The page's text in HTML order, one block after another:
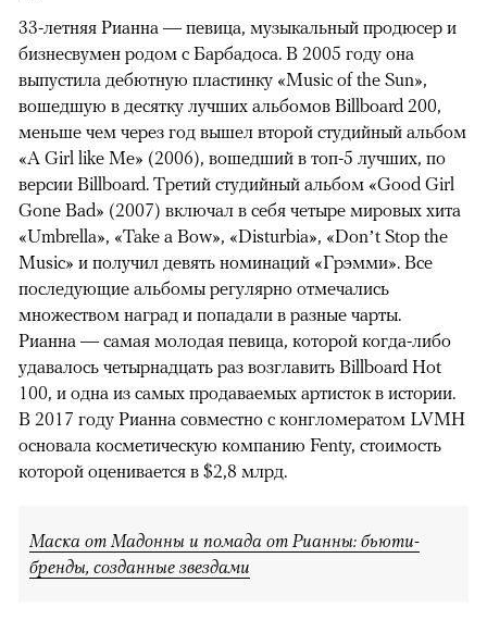
00:00 / 00:00
33-летняя Рианна — певица, музыкальный продюсер и
бизнесвумен родом с Барбадоса. В 2005 году она
выпустила дебютную пластинку «Music of the Sun»,
вошедшую в десятку лучших альбомов Billboard 200,
меньше чем через год вышел второй студийный альбом
«A Girl like Me» (2006), вошедший в топ-5 лучших, по
версии Billboard. Третий студийный альбом «Good Girl
Gone Bad» (2007) включал в себя четыре мировых хита
«Umbrella», «Take a Bow», «Disturbia», «Don’t Stop the
Music» и получил девять номинаций «Грэмми». Все
последующие альбомы регулярно отмечались
множеством наград и попадали в разные чарты.
Рианна — самая молодая певица, которой когда-либо
удавалось четырнадцать раз возглавить Billboard Hot
100, и одна из самых продаваемых артисток в истории.
В 2017 году Рианна совместно с конгломератом LVMH
основала косметическую компанию Fenty, стоимость
которой оценивается в $2,8 млрд.
Маска от Мадонны и помада от Рианны: бьюти-
бренды, созданные звездами